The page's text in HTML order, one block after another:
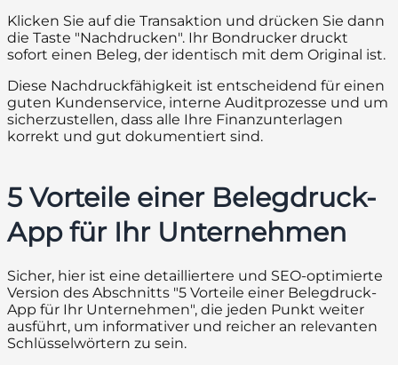
Klicken Sie auf die Transaktion und drücken Sie dann
die Taste "Nachdrucken". Ihr Bondrucker druckt
sofort einen Beleg, der identisch mit dem Original ist.
Diese Nachdruckfähigkeit ist entscheidend für einen
guten Kundenservice, interne Auditprozesse und um
sicherzustellen, dass alle Ihre Finanzunterlagen
korrekt und gut dokumentiert sind.
5 Vorteile einer Belegdruck-
App für Ihr Unternehmen
Sicher, hier ist eine detailliertere und SEO-optimierte
Version des Abschnitts "5 Vorteile einer Belegdruck-
App für Ihr Unternehmen", die jeden Punkt weiter
ausführt, um informativer und reicher an relevanten
Schlüsselwörtern zu sein.